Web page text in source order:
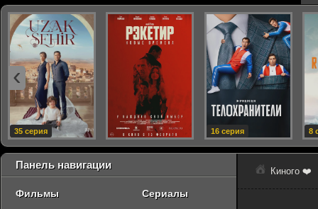
Киного ❤️
Панель навигации
Фильмы Сериалы
35 серия 16 серия 8
‹